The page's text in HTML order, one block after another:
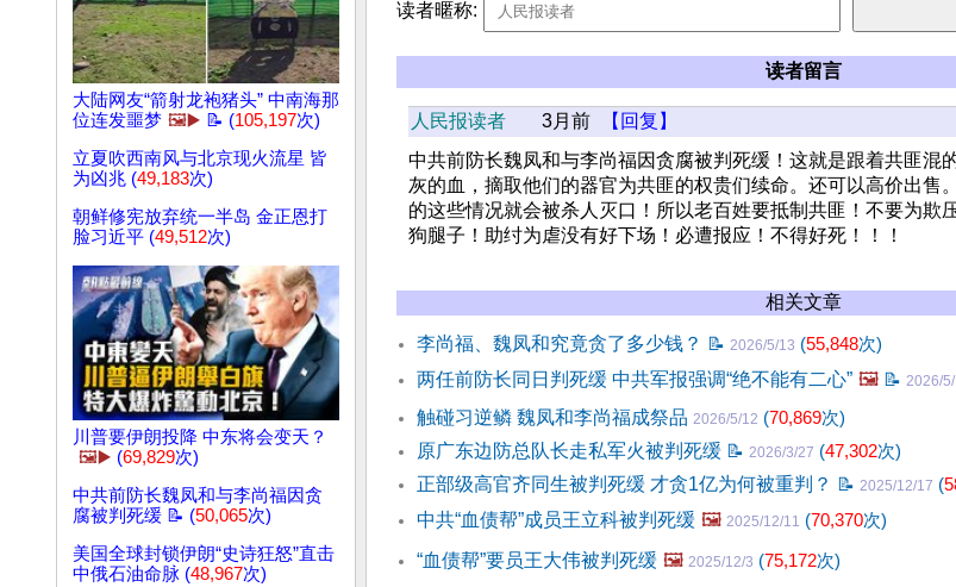
大陆网友“箭射龙袍猪头” 中南海那
位连发噩梦 🖼️▶️ 📝 (105,197次)
立夏吹西南风与北京现火流星 皆
为凶兆 (49,183次)
朝鲜修宪放弃统一半岛 金正恩打
脸习近平 (49,512次)
川普要伊朗投降 中东将会变天？
🖼️▶️ (69,829次)
中共前防长魏凤和与李尚福因贪
腐被判死缓 📝 (50,065次)
美国全球封锁伊朗“史诗狂怒”直击
中俄石油命脉 (48,967次)
读者暱称:
读者留言
人民报读者 3月前
【回复】
中共前防长魏凤和与李尚福因贪腐被判死缓！这就是跟着共匪混
灰的血，摘取他们的器官为共匪的权贵们续命。还可以高价出售
的这些情况就会被杀人灭口！所以老百姓要抵制共匪！不要为欺
狗腿子！助纣为虐没有好下场！必遭报应！不得好死！！！
相关文章
李尚福、魏凤和究竟贪了多少钱？ 📝 2026/5/13 (55,848次)
两任前防长同日判死缓 中共军报强调“绝不能有二心” 🖼️ 📝 2026/
触碰习逆鳞 魏凤和李尚福成祭品 2026/5/12 (70,869次)
原广东边防总队长走私军火被判死缓 📝 2026/3/27 (47,302次)
正部级高官齐同生被判死缓 才贪1亿为何被重判？ 📝 2025/12/17 (
中共“血债帮”成员王立科被判死缓 🖼️ 2025/12/11 (70,370次)
“血债帮”要员王大伟被判死缓 🖼️ 2025/12/3 (75,172次)